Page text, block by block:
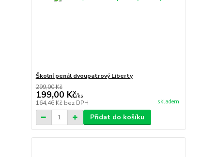
Školní penál dvoupatrový Liberty
299,00 Kč
199,00 Kč/ks
164,46 Kč bez DPH skladem
Přidat do košíku